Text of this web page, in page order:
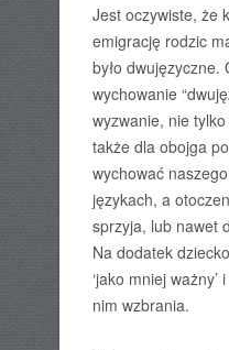
Jest oczywiste, że
emigrację rodzic
było
wychowanie
wyzwanie, nie
także dla obojga
wychować
językach, a
sprzyja, lub nawet
Na dodatek
‘jako mniej
nim wzbrania.